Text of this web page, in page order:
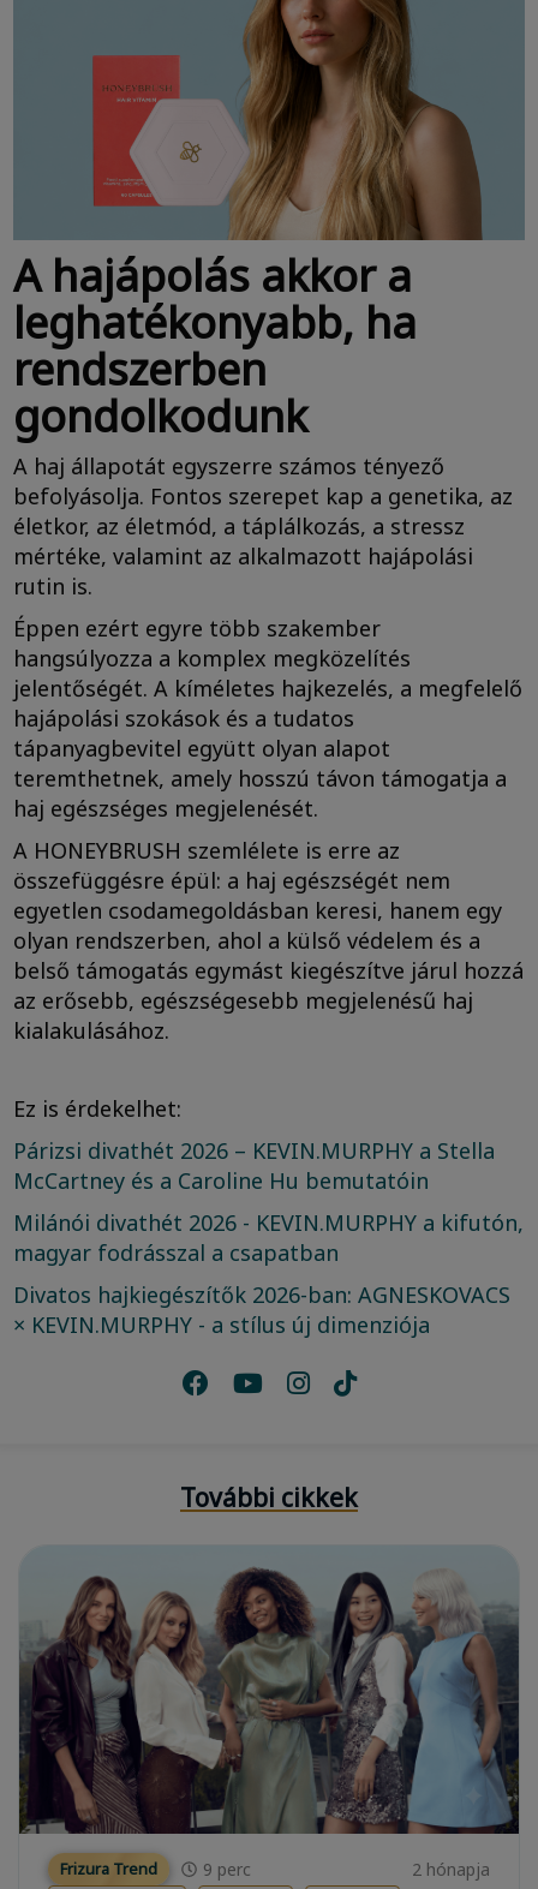
A hajápolás akkor a
leghatékonyabb, ha
rendszerben
gondolkodunk
A haj állapotát egyszerre számos tényező
befolyásolja. Fontos szerepet kap a genetika, az
életkor, az életmód, a táplálkozás, a stressz
mértéke, valamint az alkalmazott hajápolási
rutin is.
Éppen ezért egyre több szakember
hangsúlyozza a komplex megközelítés
jelentőségét. A kíméletes hajkezelés, a megfelelő
hajápolási szokások és a tudatos
tápanyagbevitel együtt olyan alapot
teremthetnek, amely hosszú távon támogatja a
haj egészséges megjelenését.
A HONEYBRUSH szemlélete is erre az
összefüggésre épül: a haj egészségét nem
egyetlen csodamegoldásban keresi, hanem egy
olyan rendszerben, ahol a külső védelem és a
belső támogatás egymást kiegészítve járul hozzá
az erősebb, egészségesebb megjelenésű haj
kialakulásához.
Ez is érdekelhet:
Párizsi divathét 2026 – KEVIN.MURPHY a Stella
McCartney és a Caroline Hu bemutatóin
Milánói divathét 2026 - KEVIN.MURPHY a kifutón,
magyar fodrásszal a csapatban
Divatos hajkiegészítők 2026-ban: AGNESKOVACS
× KEVIN.MURPHY - a stílus új dimenziója
További cikkek
Frizura Trend 9 perc
2 hónapja